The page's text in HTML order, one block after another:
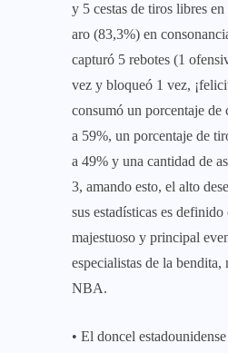
y 5 cestas de tiros libres
aro (83,3%) en
capturó 5 rebotes (1
vez y bloqueó 1 vez,
consumó un porcentaje de
a 59%, un porcentaje de
a 49% y una cantidad de
3, amando esto, el alto
sus estadísticas es
majestuoso y principal
especialistas de la
NBA.
• El doncel